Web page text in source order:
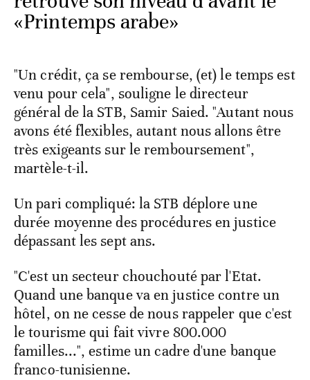
«Printemps arabe»
"Un crédit, ça se rembourse, (et) le temps est
venu pour cela", souligne le directeur
général de la STB, Samir Saied. "Autant nous
avons été flexibles, autant nous allons être
très exigeants sur le remboursement",
martèle-t-il.
Un pari compliqué: la STB déplore une
durée moyenne des procédures en justice
dépassant les sept ans.
"C'est un secteur chouchouté par l'Etat.
Quand une banque va en justice contre un
hôtel, on ne cesse de nous rappeler que c'est
le tourisme qui fait vivre 800.000
familles...", estime un cadre d'une banque
franco-tunisienne.